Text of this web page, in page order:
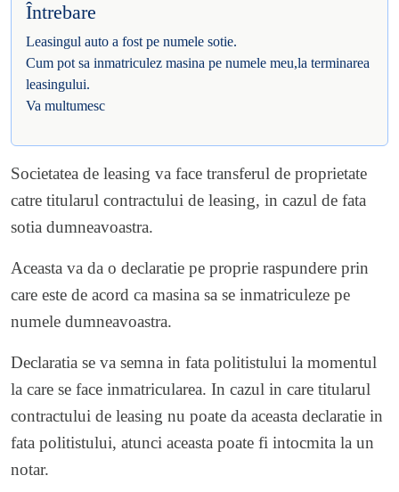
Întrebare
Leasingul auto a fost pe numele sotie.
Cum pot sa inmatriculez masina pe numele meu,la terminarea
leasingului.
Va multumesc
Societatea de leasing va face transferul de proprietate
catre titularul contractului de leasing, in cazul de fata
sotia dumneavoastra.
Aceasta va da o declaratie pe proprie raspundere prin
care este de acord ca masina sa se inmatriculeze pe
numele dumneavoastra.
Declaratia se va semna in fata politistului la momentul
la care se face inmatricularea. In cazul in care titularul
contractului de leasing nu poate da aceasta declaratie in
fata politistului, atunci aceasta poate fi intocmita la un
notar.